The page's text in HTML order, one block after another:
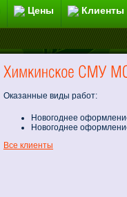
Цены Клиенты
Оказанные виды работ:
Новогоднее
Новогоднее
Все клиенты